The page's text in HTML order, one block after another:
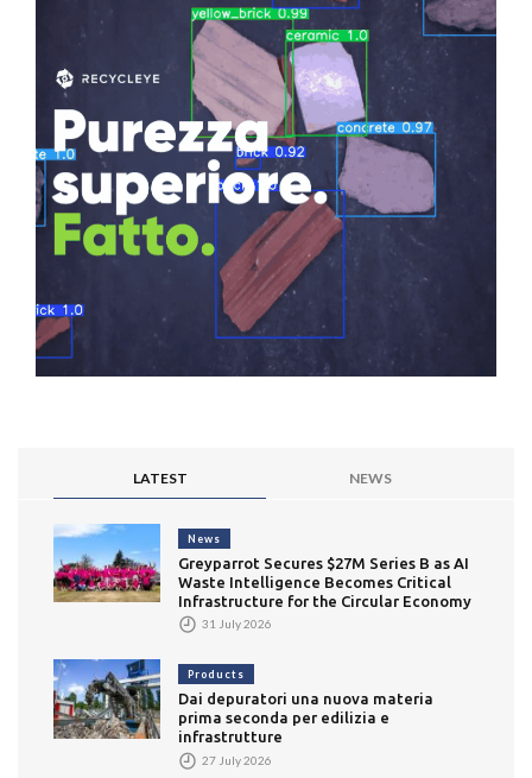
LATEST NEWS
News
Greyparrot Secures $27M Series B as AI
Waste Intelligence Becomes Critical
Infrastructure for the Circular Economy
31 July 2026
Products
Dai depuratori una nuova materia
prima seconda per edilizia e
infrastrutture
27 July 2026